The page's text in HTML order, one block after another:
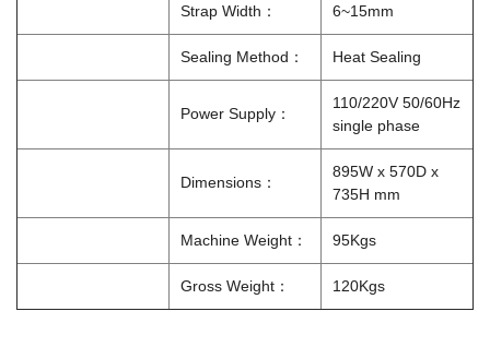
Strap Width： 6~15mm
Sealing Method： Heat Sealing
Power Supply：
110/220V 50/60Hz
single phase
Dimensions：
895W x 570D x
735H mm
Machine Weight： 95Kgs
Gross Weight： 120Kgs